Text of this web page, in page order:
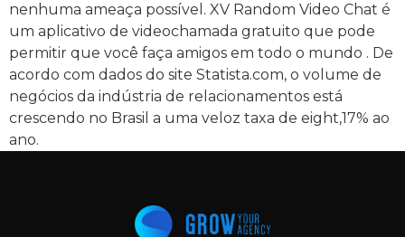
nenhuma ameaça possível. XV Random Video Chat é
um aplicativo de videochamada gratuito que pode
permitir que você faça amigos em todo o mundo . De
acordo com dados do site Statista.com, o volume de
negócios da indústria de relacionamentos está
crescendo no Brasil a uma veloz taxa de eight,17% ao
ano.